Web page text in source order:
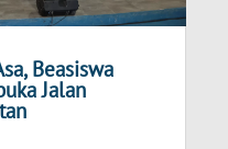
Beasiswa
Jalan